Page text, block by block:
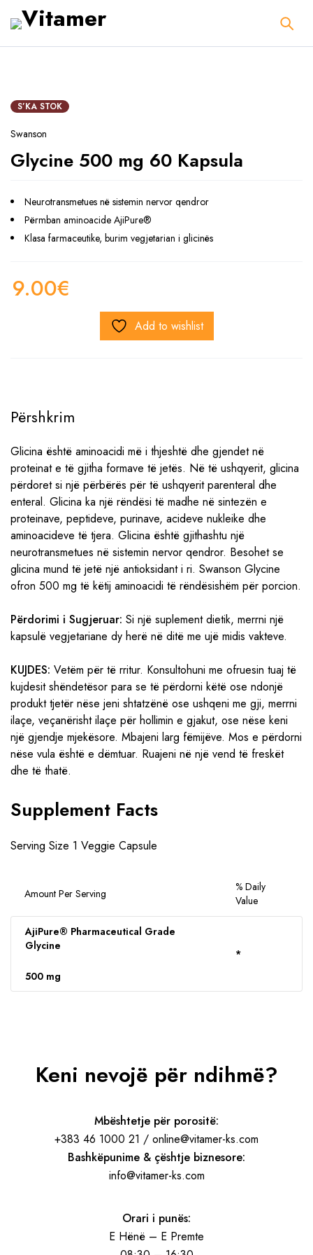
S’KA STOK
Swanson
Glycine 500 mg 60 Kapsula
Neurotransmetues në sistemin nervor qendror
Përmban aminoacide AjiPure®
Klasa farmaceutike, burim vegjetarian i glicinës
9.00€
Add to wishlist
Përshkrim
Glicina është aminoacidi më i thjeshtë dhe gjendet në
proteinat e të gjitha formave të jetës. Në të ushqyerit, glicina
përdoret si një përbërës për të ushqyerit parenteral dhe
enteral. Glicina ka një rëndësi të madhe në sintezën e
proteinave, peptideve, purinave, acideve nukleike dhe
aminoacideve të tjera. Glicina është gjithashtu një
neurotransmetues në sistemin nervor qendror. Besohet se
glicina mund të jetë një antioksidant i ri. Swanson Glycine
ofron 500 mg të këtij aminoacidi të rëndësishëm për porcion.
Përdorimi i Sugjeruar: Si një suplement dietik, merrni një
kapsulë vegjetariane dy herë në ditë me ujë midis vakteve.
KUJDES: Vetëm për të rritur. Konsultohuni me ofruesin tuaj të
kujdesit shëndetësor para se të përdorni këtë ose ndonjë
produkt tjetër nëse jeni shtatzënë ose ushqeni me gji, merrni
ilaçe, veçanërisht ilaçe për hollimin e gjakut, ose nëse keni
një gjendje mjekësore. Mbajeni larg fëmijëve. Mos e përdorni
nëse vula është e dëmtuar. Ruajeni në një vend të freskët
dhe të thatë.
Supplement Facts
Serving Size 1 Veggie Capsule
Amount Per Serving
% Daily
Value
AjiPure® Pharmaceutical Grade
Glycine
500 mg
*
Keni nevojë për ndihmë?
Mbështetje për porositë:
+383 46 1000 21 / online@vitamer-ks.com
Bashkëpunime & çështje biznesore:
info@vitamer-ks.com
Orari i punës:
E Hënë – E Premte